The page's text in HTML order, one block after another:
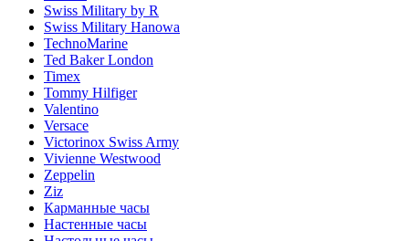
Swiss Military by R
Swiss Military Hanowa
TechnoMarine
Ted Baker London
Timex
Tommy Hilfiger
Valentino
Versace
Victorinox Swiss Army
Vivienne Westwood
Zeppelin
Ziz
Карманные часы
Настенные часы